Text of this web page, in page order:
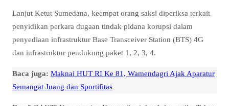
Lanjut Ketut Sumedana, keempat orang saksi diperiksa terkait
penyidikan perkara dugaan tindak pidana korupsi dalam
penyediaan infrastruktur Base Transceiver Station (BTS) 4G
dan infrastruktur pendukung paket 1, 2, 3, 4.
Baca juga: Maknai HUT RI Ke 81, Wamendagri Ajak Aparatur
Semangat Juang dan Sportifitas